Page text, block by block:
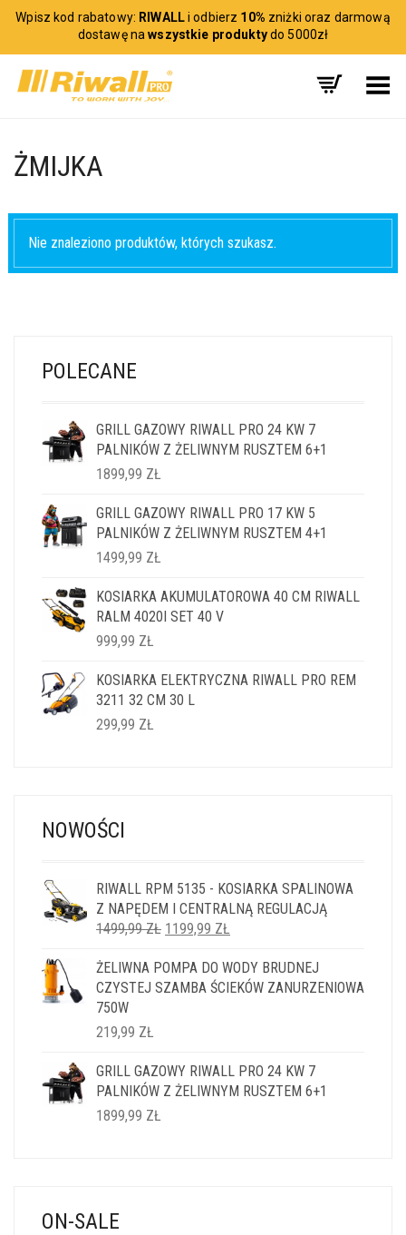
Wpisz kod rabatowy: RIWALLi odbierz 10% zniżki oraz darmową
dostawę nawszystkie produktydo 5000zł
Toggle Menu
ŻMIJKA
Nie znaleziono produktów, których szukasz.
POLECANE
GRILL GAZOWY RIWALL PRO 24 KW 7
PALNIKÓW Z ŻELIWNYM RUSZTEM 6+1
1899,99 ZŁ
GRILL GAZOWY RIWALL PRO 17 KW 5
PALNIKÓW Z ŻELIWNYM RUSZTEM 4+1
1499,99 ZŁ
KOSIARKA AKUMULATOROWA 40 CM RIWALL
RALM 4020I SET 40 V
999,99 ZŁ
KOSIARKA ELEKTRYCZNA RIWALL PRO REM
3211 32 CM 30 L
299,99 ZŁ
NOWOŚCI
RIWALL RPM 5135 - KOSIARKA SPALINOWA
Z NAPĘDEM I CENTRALNĄ REGULACJĄ
1499,99ZŁ PIERWOTNA
WYNOSIŁA:
1499,99 ZŁ.
1199,99 ZŁ
WYNOSI:
1199,99 ZŁ.
ŻELIWNA POMPA DO WODY BRUDNEJ
CZYSTEJ SZAMBA ŚCIEKÓW ZANURZENIOWA
750W
219,99 ZŁ
GRILL GAZOWY RIWALL PRO 24 KW 7
PALNIKÓW Z ŻELIWNYM RUSZTEM 6+1
1899,99 ZŁ
ON-SALE